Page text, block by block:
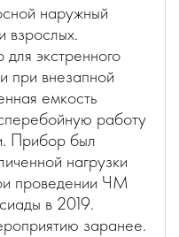
наружный
взрослых.
экстренного
при внезапной
емкость
работу
Прибор был
нагрузки
проведении ЧМ
в 2019.
заранее.